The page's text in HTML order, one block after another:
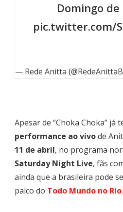
Domingo de
pic.twitter.com/
— Rede Anitta
Apesar de “Choka Choka” já
performance ao vivode
11 de abril, no programa
Saturday Night Live, fãs
ainda que a brasileira pode
palco do Todo Mundo no Rio.